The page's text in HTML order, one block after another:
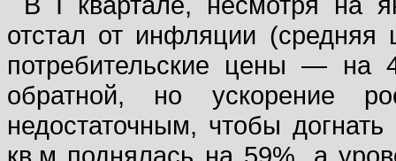
отстал от инфляции
потребительские цены — на
обратной, но ускорение
недостаточным, чтобы